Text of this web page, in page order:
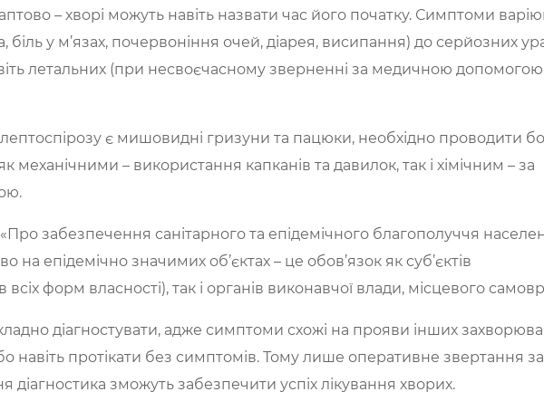
– хворі можуть навіть назвати час його початку. Симптоми
біль у м’язах, почервоніння очей, діарея, висипання) до серйозних
летальних (при несвоєчасному зверненні за медичною допомогою
є мишовидні гризуни та пацюки, необхідно проводити
– використання капканів та давилок, так і хімічним – за
забезпечення санітарного та епідемічного благополуччя
на епідемічно значимих об’єктах – це обов’язок як суб’єктів
форм власності), так і органів виконавчої влади, місцевого
діагностувати, адже симптоми схожі на прояви інших
навіть протікати без симптомів. Тому лише оперативне звертання за
зможуть забезпечити успіх лікування хворих.